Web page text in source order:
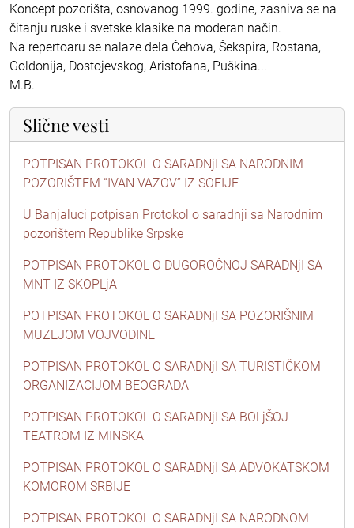
Koncept pozorišta, osnovanog 1999. godine, zasniva se na
čitanju ruske i svetske klasike na moderan način.
Na repertoaru se nalaze dela Čehova, Šekspira, Rostana,
Goldonija, Dostojevskog, Aristofana, Puškina...
M.B.
Slične vesti
POTPISAN PROTOKOL O SARADNjI SA NARODNIM
POZORIŠTEM “IVAN VAZOV” IZ SOFIJE
U Banjaluci potpisan Protokol o saradnji sa Narodnim
pozorištem Republike Srpske
POTPISAN PROTOKOL O DUGOROČNOJ SARADNjI SA
MNT IZ SKOPLjA
POTPISAN PROTOKOL O SARADNjI SA POZORIŠNIM
MUZEJOM VOJVODINE
POTPISAN PROTOKOL O SARADNjI SA TURISTIČKOM
ORGANIZACIJOM BEOGRADA
POTPISAN PROTOKOL O SARADNjI SA BOLjŠOJ
TEATROM IZ MINSKA
POTPISAN PROTOKOL O SARADNjI SA ADVOKATSKOM
KOMOROM SRBIJE
POTPISAN PROTOKOL O SARADNjI SA NARODNOM